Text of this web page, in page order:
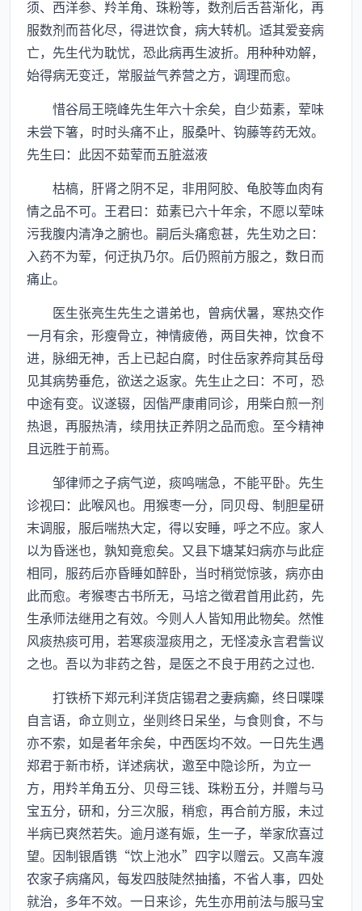
须、西洋参、羚羊角、珠粉等，数剂后舌苔渐化，再
服数剂而苔化尽，得进饮食，病大转机。适其爱妾病
亡，先生代为耽忧，恐此病再生波折。用种种劝解，
始得病无变迁，常服益气养营之方，调理而愈。
惜谷局王晓峰先生年六十余矣，自少茹素，荤味
未尝下箸，时时头痛不止，服桑叶、钩藤等药无效。
先生曰：此因不茹荤而五脏滋液
枯槁，肝肾之阴不足，非用阿胶、龟胶等血肉有
情之品不可。王君曰：茹素已六十年余，不愿以荤味
污我腹内清净之腑也。嗣后头痛愈甚，先生劝之曰：
入药不为荤，何迂执乃尔。后仍照前方服之，数日而
痛止。
医生张亮生先生之谱弟也，曾病伏暑，寒热交作
一月有余，形瘦骨立，神情疲倦，两目失神，饮食不
进，脉细无神，舌上已起白腐，时住岳家养疴其岳母
见其病势垂危，欲送之返家。先生止之曰：不可，恐
中途有变。议遂辍，因偕严康甫同诊，用柴白煎一剂
热退，再服热清，续用扶正养阴之品而愈。至今精神
且远胜于前焉。
邹律师之子病气逆，痰鸣喘急，不能平卧。先生
诊视曰：此喉风也。用猴枣一分，同贝母、制胆星研
末调服，服后喘热大定，得以安睡，呼之不应。家人
以为昏迷也，孰知竟愈矣。又县下塘某妇病亦与此症
相同，服药后亦昏睡如醉卧，当时稍觉惊骇，病亦由
此而愈。考猴枣古书所无，马培之徵君首用此药，先
生承师法继用之有效。今则人人皆知用此物矣。然惟
风痰热痰可用，若寒痰湿痰用之，无怪凌永言君訾议
之也。吾以为非药之咎，是医之不良于用药之过也.
打铁桥下郑元利洋货店锡君之妻病癫，终日喋喋
自言语，命立则立，坐则终日呆坐，与食则食，不与
亦不索，如是者年余矣，中西医均不效。一日先生遇
郑君于新市桥，详述病状，邀至中隐诊所，为立一
方，用羚羊角五分、贝母三钱、珠粉五分，并赠与马
宝五分，研和，分三次服，稍愈，再合前方服，未过
半病已爽然若失。逾月遂有娠，生一子，举家欣喜过
望。因制银盾镌“饮上池水”四字以赠云。又高车渡
农家子病痛风，每发四肢陡然抽搐，不省人事，四处
就治，多年不效。一日来诊，先生亦用前法与服马宝